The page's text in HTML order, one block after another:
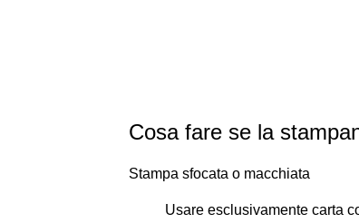
Cosa fare se la
Stampa sfocata o macchiata
Usare esclusivamente carta